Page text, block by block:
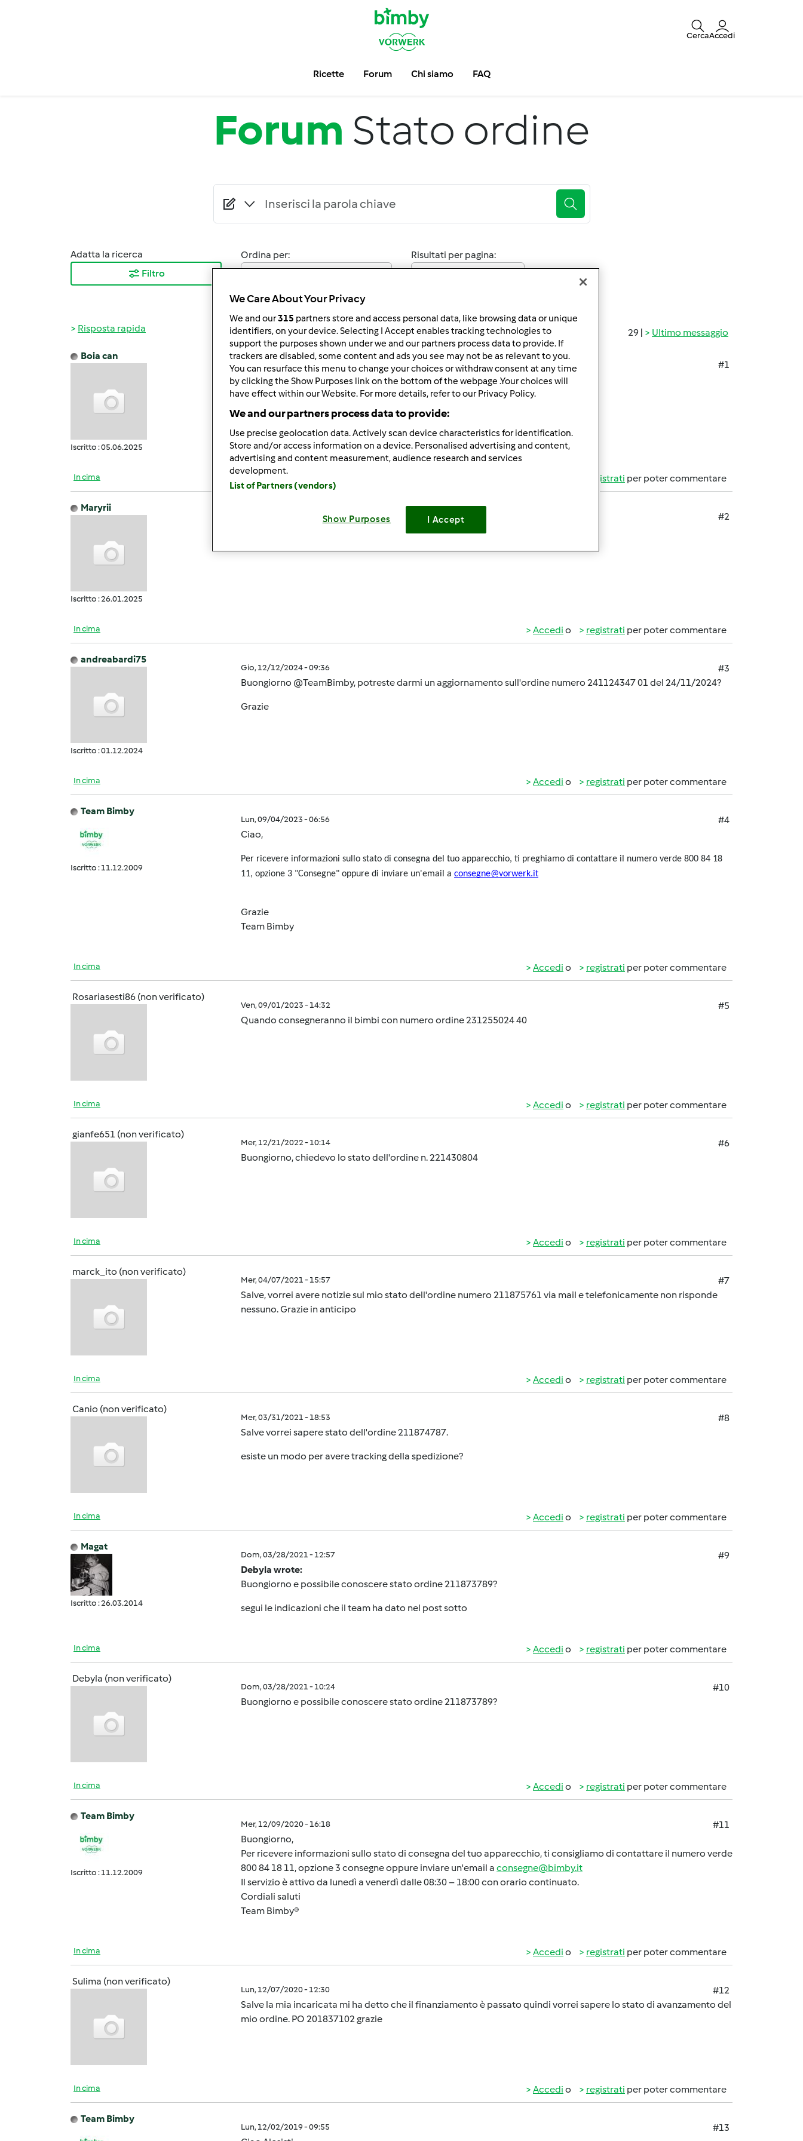
CercaAccedi
Ricette Forum Chi siamo FAQ
Forum Stato ordine
Adatta la ricerca
Filtro
Ordina per:
Risultati per pagina:
29 | Ultimo messaggio
Risposta rapida
Boia can
Iscritto : 05.06.2025
Gio, 06/05/2025 - 19:46
#1
Posso avere informazioni su mio ordine 20259069017
In cima registrati per poter commentare
Maryrii
Iscritto : 26.01.2025
Ven, 01/31/2025 - 04:18
#2
Salve.. vorrei informazioni del ordine 20259003888
In cima Accedi o registrati per poter commentare
andreabardi75
Iscritto : 01.12.2024
Gio, 12/12/2024 - 09:36
#3
Buongiorno @TeamBimby, potreste darmi un aggiornamento sull'ordine numero 241124347 01 del 24/11/2024?
Grazie
In cima Accedi o registrati per poter commentare
Team Bimby
Iscritto : 11.12.2009
Lun, 09/04/2023 - 06:56
#4
Ciao,
Per ricevere informazioni sullo stato di consegna del tuo apparecchio, ti preghiamo di contattare il numero verde 800 84 18
11, opzione 3 "Consegne" oppure di inviare un'email a consegne@vorwerk.it
Grazie
Team Bimby
In cima Accedi o registrati per poter commentare
Rosariasesti86 (non verificato)
Ven, 09/01/2023 - 14:32
#5
Quando consegneranno il bimbi con numero ordine 231255024 40
In cima Accedi o registrati per poter commentare
gianfe651 (non verificato)
Mer, 12/21/2022 - 10:14
#6
Buongiorno, chiedevo lo stato dell'ordine n. 221430804
In cima Accedi o registrati per poter commentare
marck_ito (non verificato)
Mer, 04/07/2021 - 15:57
#7
Salve, vorrei avere notizie sul mio stato dell'ordine numero 211875761 via mail e telefonicamente non risponde
nessuno. Grazie in anticipo
In cima Accedi o registrati per poter commentare
Canio (non verificato)
Mer, 03/31/2021 - 18:53
#8
Salve vorrei sapere stato dell'ordine 211874787.
esiste un modo per avere tracking della spedizione?
In cima Accedi o registrati per poter commentare
Magat
Iscritto : 26.03.2014
Dom, 03/28/2021 - 12:57
#9
Debyla wrote:
Buongiorno e possibile conoscere stato ordine 211873789?
segui le indicazioni che il team ha dato nel post sotto
In cima Accedi o registrati per poter commentare
Debyla (non verificato)
Dom, 03/28/2021 - 10:24
#10
Buongiorno e possibile conoscere stato ordine 211873789?
In cima Accedi o registrati per poter commentare
Team Bimby
Iscritto : 11.12.2009
Mer, 12/09/2020 - 16:18
#11
Buongiorno,
Per ricevere informazioni sullo stato di consegna del tuo apparecchio, ti consigliamo di contattare il numero verde
800 84 18 11, opzione 3 consegne oppure inviare un'email a consegne@bimby.it
Il servizio è attivo da lunedì a venerdì dalle 08:30 – 18:00 con orario continuato.
Cordiali saluti
Team Bimby®
In cima Accedi o registrati per poter commentare
Sulima (non verificato)
Lun, 12/07/2020 - 12:30
#12
Salve la mia incaricata mi ha detto che il finanziamento è passato quindi vorrei sapere lo stato di avanzamento del
mio ordine. PO 201837102 grazie
In cima Accedi o registrati per poter commentare
Team Bimby
Lun, 12/02/2019 - 09:55
#13
We Care About Your Privacy
We and our315 partners store and access personal data, like browsing data or unique
identifiers, on your device. Selecting I Accept enables tracking technologies to
support the purposes shown under we and our partners process data to provide. If
trackers are disabled, some content and ads you see may not be as relevant to you.
You can resurface this menu to change your choices or withdraw consent at any time
by clicking the Show Purposes link on the bottom of the webpage .Your choices will
have effect within our Website. For more details, refer to our Privacy Policy.
We and our partners process data to provide:
Use precise geolocation data. Actively scan device characteristics for identification.
Store and/or access information on a device. Personalised advertising and content,
advertising and content measurement, audience research and services
development.
List of Partners (vendors)
Show Purposes I Accept